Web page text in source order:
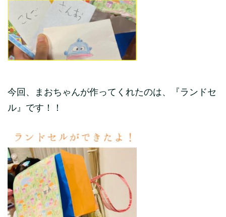
今回、まおちゃんが作ってくれたのは、『ランドセ
ル』です！！